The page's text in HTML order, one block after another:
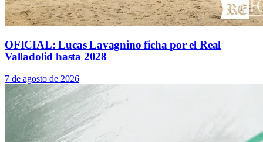
OFICIAL: Lucas Lavagnino ficha por el Real
Valladolid hasta 2028
7 de agosto de 2026